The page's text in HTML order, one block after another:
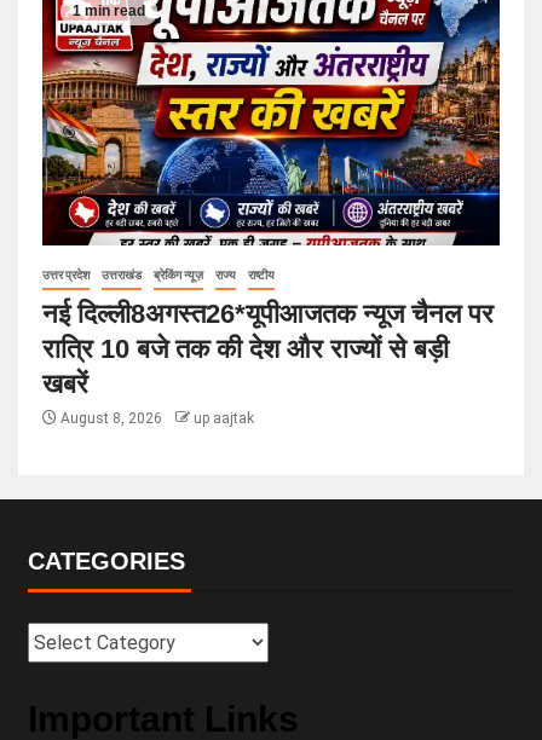
1 min read
उत्तर प्रदेश उत्तराखंड ब्रेकिंग न्यूज़ राज्य राष्टीय
नई दिल्ली8अगस्त26*यूपीआजतक न्यूज चैनल पर
रात्रि 10 बजे तक की देश और राज्यों से बड़ी
खबरें
August 8, 2026 up aajtak
CATEGORIES
Important Links